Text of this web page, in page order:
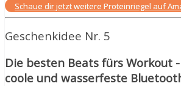
Schaue dir jetzt weitere Proteinriegel auf
Geschenkidee Nr. 5
Die besten Beats fürs Workout
coole und wasserfeste